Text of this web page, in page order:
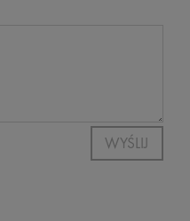
WYŚLIJ